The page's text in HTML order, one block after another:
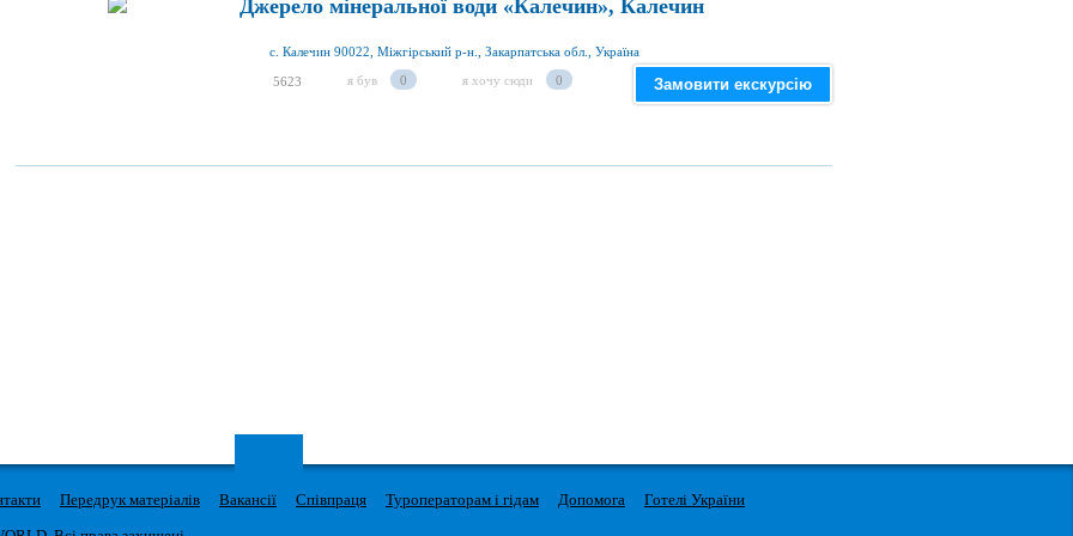
Джерело мінеральної води «Калечин», Калечин
с. Калечин 90022, Міжгірський р-н., Закарпатська обл., Україна
5623 я був 0 я хочу сюди 0 Замовити екскурсію
Передрук матеріалів Вакансії Співпраця Туроператорам і гідам Допомога
Готелі України